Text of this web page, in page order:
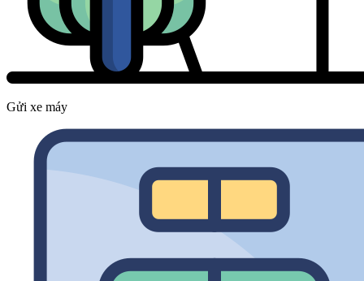
Gửi xe máy